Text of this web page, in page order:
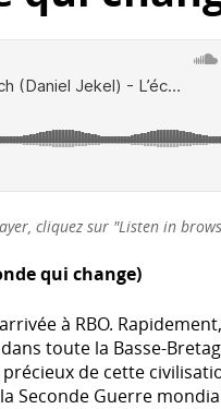
cliquez sur "Listen in
qui change)
à RBO.
toute la Basse-
de cette
Seconde Guerre